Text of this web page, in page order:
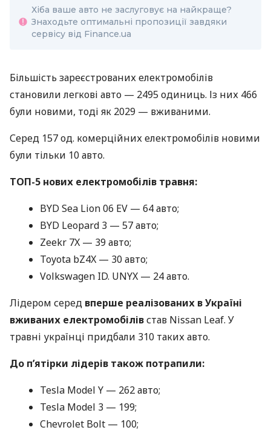
Хіба ваше авто не заслуговує на найкраще?
Знаходьте оптимальні пропозиції завдяки
сервісу від Finance.ua
Більшість зареєстрованих електромобілів
становили легкові авто — 2495 одиниць. Із них 466
були новими, тоді як 2029 — вживаними.
Серед 157 од. комерційних електромобілів новими
були тільки 10 авто.
ТОП-5 нових електромобілів травня:
BYD Sea Lion 06 EV — 64 авто;
BYD Leopard 3 — 57 авто;
Zeekr 7X — 39 авто;
Toyota bZ4X — 30 авто;
Volkswagen ID. UNYX — 24 авто.
Лідером серед вперше реалізованих в Україні
вживаних електромобілівстав Nissan Leaf. У
травні українці придбали 310 таких авто.
До пʼятірки лідерів також потрапили:
Tesla Model Y — 262 авто;
Tesla Model 3 — 199;
Chevrolet Bolt — 100;